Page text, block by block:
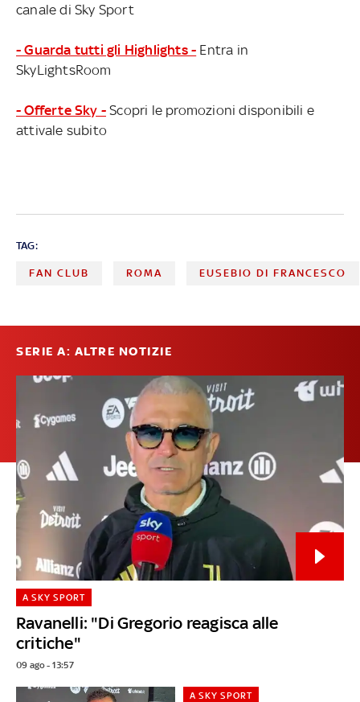
canale di Sky Sport
- Guarda tutti gli Highlights - Entra in
SkyLightsRoom
- Offerte Sky - Scopri le promozioni disponibili e
attivale subito
TAG:
FAN CLUB ROMA EUSEBIO DI FRANCESCO
SERIE A: ALTRE NOTIZIE
Ravanelli: "Di Gregorio reagisca alle
critiche"
A SKY SPORT
09 ago - 13:57
A SKY SPORT